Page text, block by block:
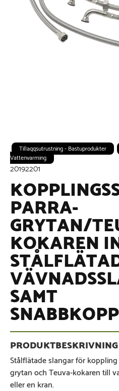
20192201
Tillaggsutrustning - Bastuprodukter
Vattenvarming
PARRA-
GRYTAN/
KOKAREN
SAMT
Stålflätade slangar för
grytan och Teuva-kokaren till
eller en kran.